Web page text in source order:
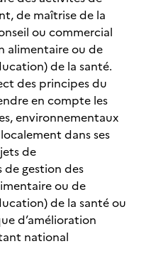
de maîtrise de la
ou commercial
alimentaire ou de
de la santé.
des principes du
en compte les
environnementaux
dans ses
de
gestion des
ou de
de la santé ou
d’amélioration
national